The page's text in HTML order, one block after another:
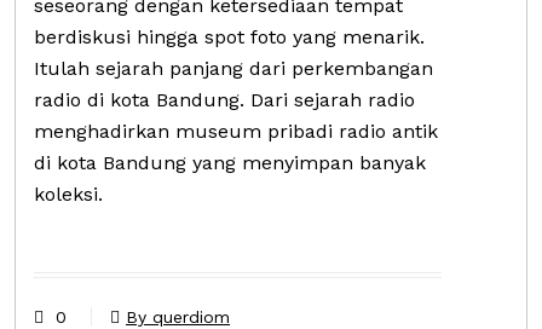
seseorang dengan ketersediaan tempat
berdiskusi hingga spot foto yang menarik.
Itulah sejarah panjang dari perkembangan
radio di kota Bandung. Dari sejarah radio
menghadirkan museum pribadi radio antik
di kota Bandung yang menyimpan banyak
koleksi.
0 By querdiom